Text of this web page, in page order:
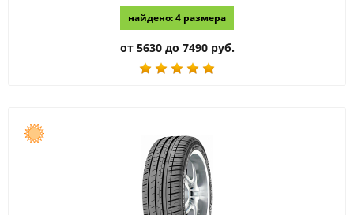
найдено: 4 размера
от 5630 до 7490 руб.